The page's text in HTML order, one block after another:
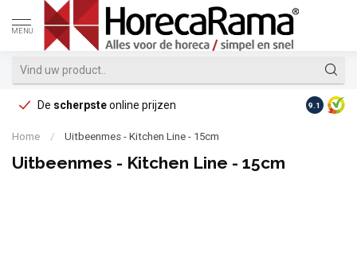
MENU
De scherpsteonline prijzen Op
9.1
Home / Uitbeenmes - Kitchen Line - 15cm
Uitbeenmes - Kitchen Line - 15cm